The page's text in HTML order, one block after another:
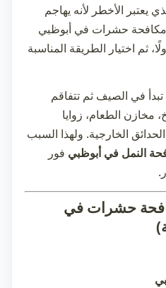
يعتبر الأخطر لأنه يهاجم
مكافحة حشرات في أبوظبي
ثم اختيار الطريقة المناسبة
في الصيف ثم تتفاقم
الطعام، زوايا
الخارجية. ولهذا السبب
النمل في أبوظبي فور
حشرات في